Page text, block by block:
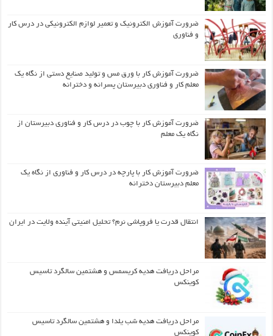
ضرورت آموزش الکترونیک و تعمیر لوازم الکترونیکی در درس کار
و فناوری
ضرورت آموزش کار با ورق مس و تولید صنایع دستی از نگاه یک
معلم کار و فناوری دبیرستان پسرانه و دخترانه
ضرورت آموزش کار با چوب در درس کار و فناوری دبیرستان از
نگاه یک معلم
ضرورت آموزش کار با پارچه در درس کار و فناوری از نگاه یک
معلم دبیرستان دخترانه
انتقال قدرت یا فروپاشی نرم؟ تحلیل امنیتی آینده ولایت در ایران
مراحل دریافت هدیه کریسمس و هشتمین سالگرد تاسیس
کوینکس
مراحل دریافت هدیه شب یلدا و هشتمین سالگرد تاسیس
کوینکس